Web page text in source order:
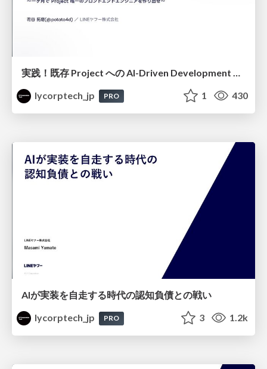
実践！既存 Project への AI-Driven Development 適用〜 一ヶ月で Project 唯一のフロントエンドエンジニアを作り出せ〜
lycorptech_jp
PRO 1 430
AIが実装を自走する時代の認知負債との戦い
lycorptech_jp
PRO 3 1.2k